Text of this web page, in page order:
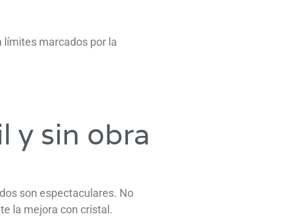
límites marcados por la
y sin obra
son espectaculares. No
la mejora con cristal.